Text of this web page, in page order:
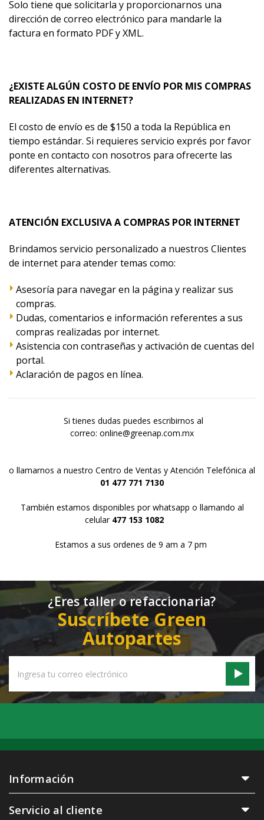
Solo tiene que solicitarla y proporcionarnos una
dirección de correo electrónico para mandarle la
factura en formato PDF y XML.
¿EXISTE ALGÚN COSTO DE ENVÍO POR MIS COMPRAS
REALIZADAS EN INTERNET?
El costo de envío es de $150 a toda la República en
tiempo estándar. Si requieres servicio exprés por favor
ponte en contacto con nosotros para ofrecerte las
diferentes alternativas.
ATENCIÓN EXCLUSIVA A COMPRAS POR INTERNET
Brindamos servicio personalizado a nuestros Clientes
de internet para atender temas como:
Asesoría para navegar en la página y realizar sus
compras.
Dudas, comentarios e información referentes a sus
compras realizadas por internet.
Asistencia con contraseñas y activación de cuentas del
portal.
Aclaración de pagos en línea.
Si tienes dudas puedes escribirnos al
correo: online@greenap.com.mx
o llamarnos a nuestro Centro de Ventas y Atención Telefónica al
01 477 771 7130
También estamos disponibles por whatsapp o llamando al
celular 477 153 1082
Estamos a sus ordenes de 9 am a 7 pm
¿Eres taller o refaccionaria?
Suscríbete Green
Autopartes
Address
Información
Servicio al cliente